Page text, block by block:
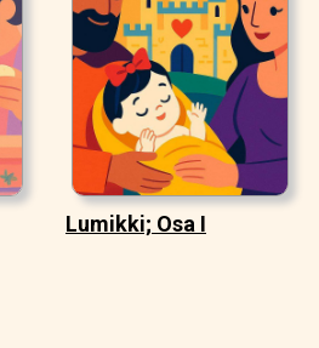
Lumikki; Osa I